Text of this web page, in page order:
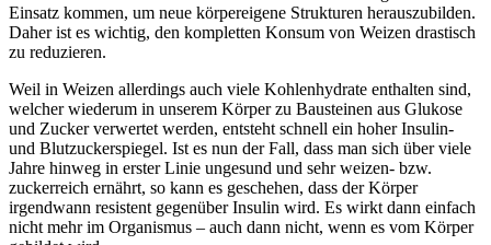
Einsatz kommen, um neue körpereigene Strukturen herauszubilden.
Daher ist es wichtig, den kompletten Konsum von Weizen drastisch
zu reduzieren.
Weil in Weizen allerdings auch viele Kohlenhydrate enthalten sind,
welcher wiederum in unserem Körper zu Bausteinen aus Glukose
und Zucker verwertet werden, entsteht schnell ein hoher Insulin-
und Blutzuckerspiegel. Ist es nun der Fall, dass man sich über viele
Jahre hinweg in erster Linie ungesund und sehr weizen- bzw.
zuckerreich ernährt, so kann es geschehen, dass der Körper
irgendwann resistent gegenüber Insulin wird. Es wirkt dann einfach
nicht mehr im Organismus – auch dann nicht, wenn es vom Körper